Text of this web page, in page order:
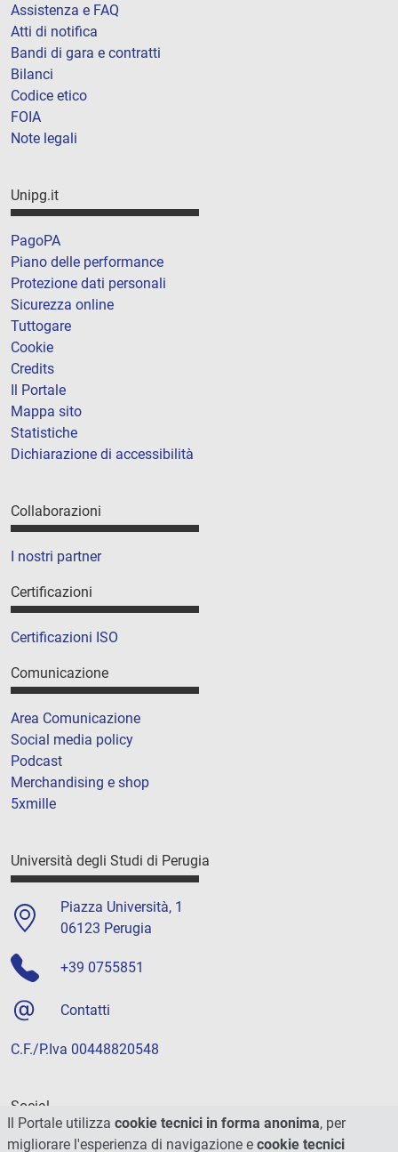
Assistenza e FAQ
Atti di notifica
Bandi di gara e contratti
Bilanci
Codice etico
FOIA
Note legali
Unipg.it
PagoPA
Piano delle performance
Protezione dati personali
Sicurezza online
Tuttogare
Cookie
Credits
Il Portale
Mappa sito
Statistiche
Dichiarazione di accessibilità
Collaborazioni
I nostri partner
Certificazioni
Certificazioni ISO
Comunicazione
Area Comunicazione
Social media policy
Podcast
Merchandising e shop
5xmille
Università degli Studi di Perugia
Piazza Università, 1
06123 Perugia
+39 0755851
Contatti
C.F./P.Iva 00448820548
Social
Il Portale utilizza cookie tecnici in forma anonima, per
migliorare l'esperienza di navigazione e cookie tecnici